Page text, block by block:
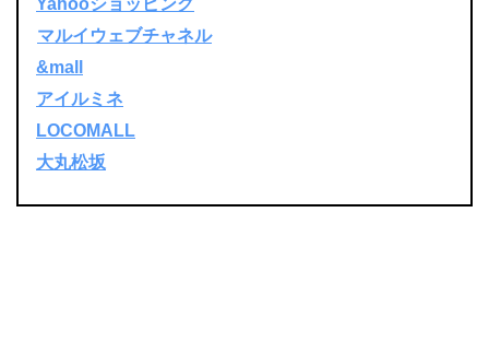
マルイウェブチャネル
&mall
アイルミネ
LOCOMALL
大丸松坂